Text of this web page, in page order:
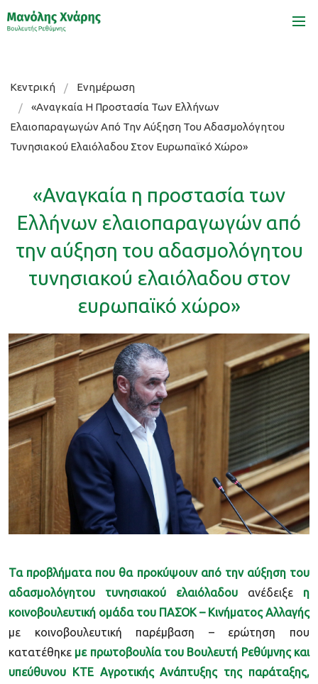
Βιογραφικό
Δράσεις
Ενημέρωση
Επικοινωνία
Κεντρική
Ενημέρωση
«Αναγκαία Η Προστασία Των Ελλήνων
Ελαιοπαραγωγών Από Την Αύξηση Του Αδασμολόγητου
Τυνησιακού Ελαιόλαδου Στον Ευρωπαϊκό Χώρο»
«Αναγκαία η προστασία των
Ελλήνων ελαιοπαραγωγών από
την αύξηση του αδασμολόγητου
τυνησιακού ελαιόλαδου στον
ευρωπαϊκό χώρο»
Τα προβλήματα που θα προκύψουν από την αύξηση του
αδασμολόγητου τυνησιακού ελαιόλαδου ανέδειξε η
κοινοβουλευτική ομάδα του ΠΑΣΟΚ – Κινήματος Αλλαγής
με κοινοβουλευτική παρέμβαση – ερώτηση που
κατατέθηκε με πρωτοβουλία του Βουλευτή Ρεθύμνης και
υπεύθυνου ΚΤΕ Αγροτικής Ανάπτυξης της παράταξης,